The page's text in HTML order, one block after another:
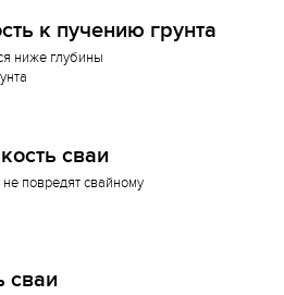
к пучению грунта
ниже глубины
сваи
повредят свайному
сваи